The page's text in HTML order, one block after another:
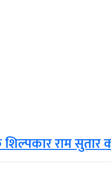
राम सुतार